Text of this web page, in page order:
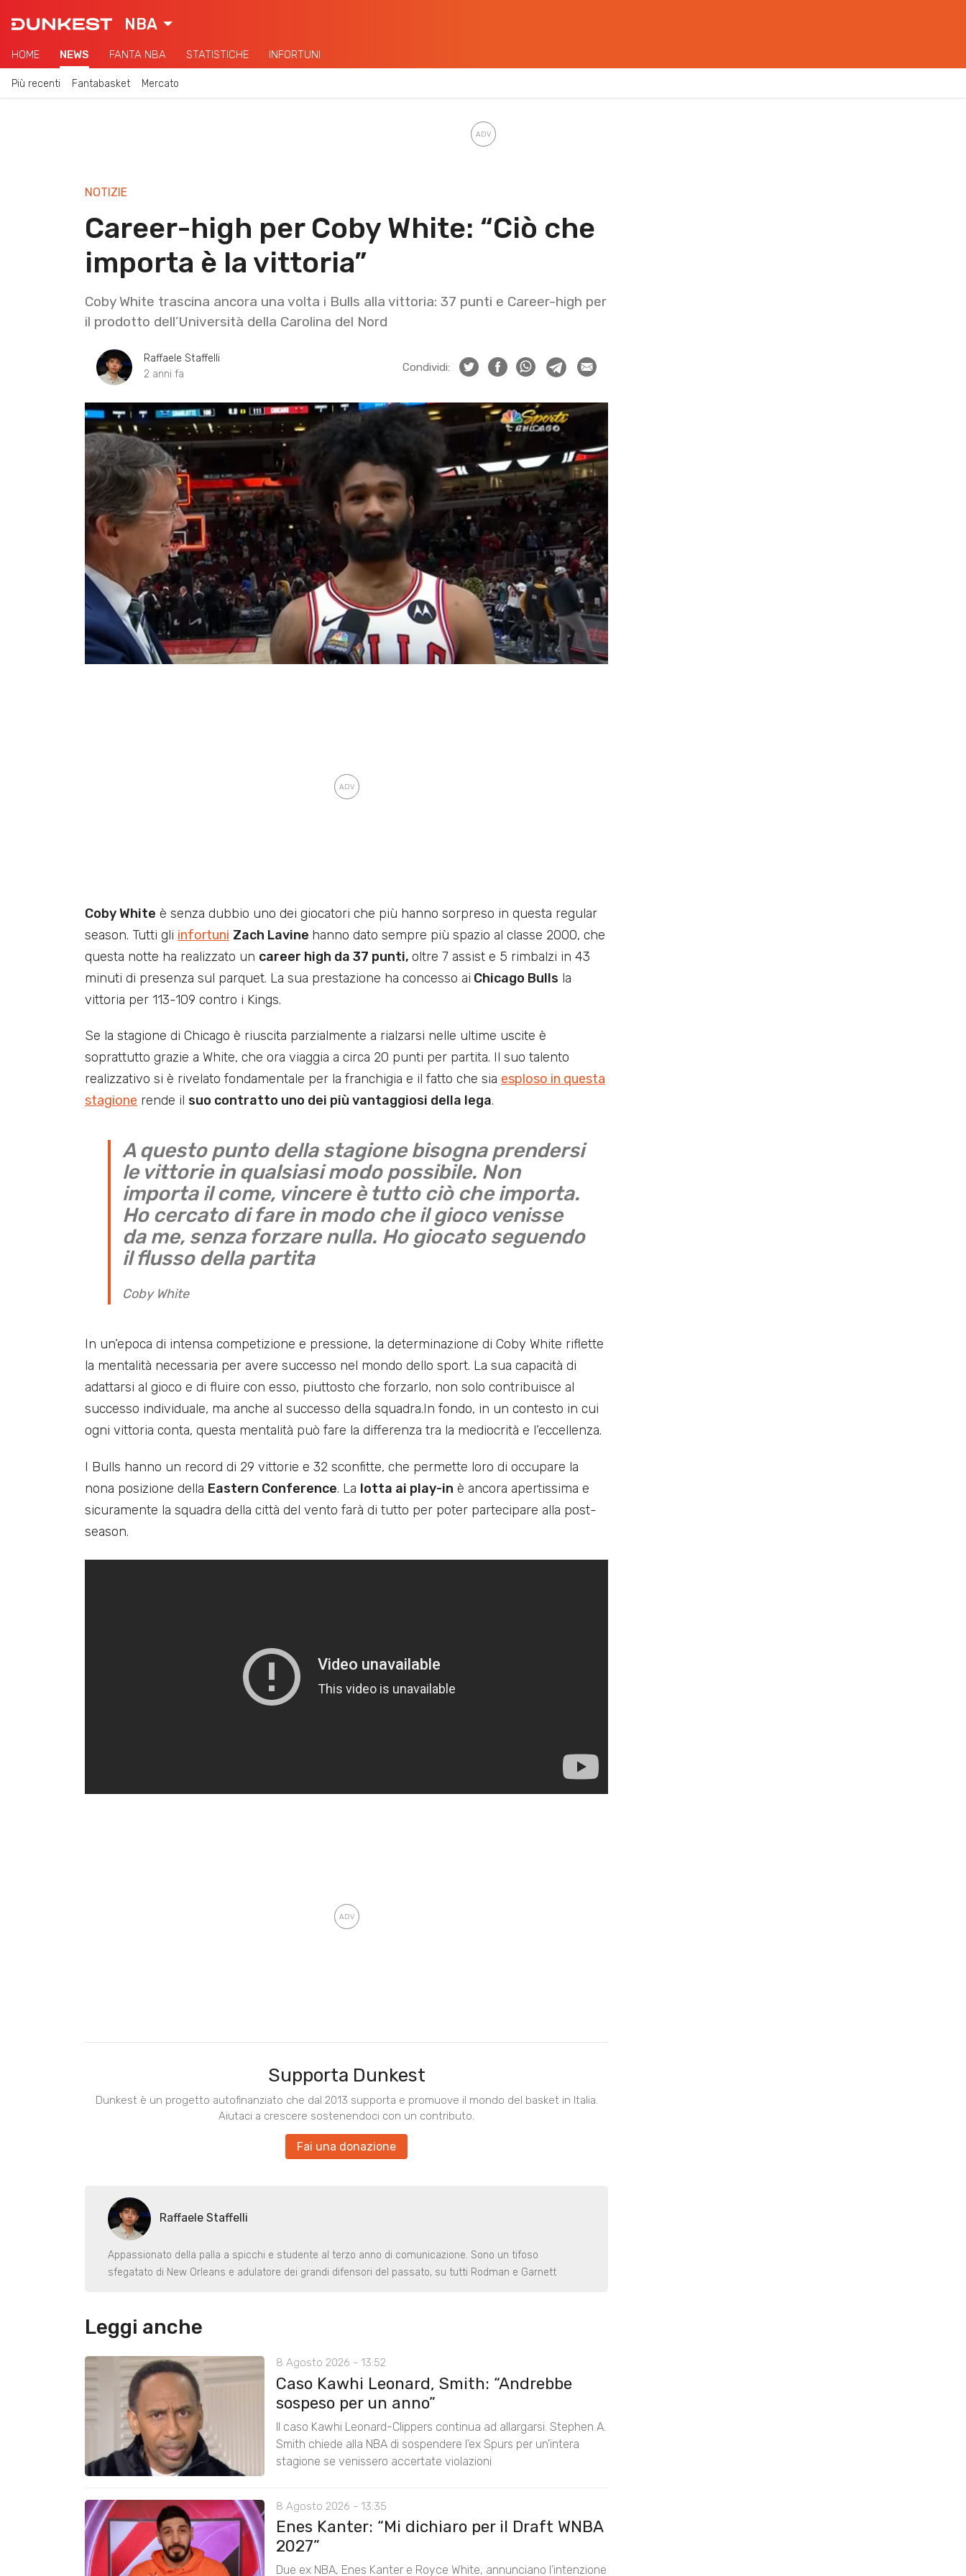
NBA
HOME NEWS FANTA NBA STATISTICHE INFORTUNI
Più recenti Fantabasket Mercato
NOTIZIE
Career-high per Coby White: “Ciò che
importa è la vittoria”
Coby White trascina ancora una volta i Bulls alla vittoria: 37 punti e Career-high per
il prodotto dell’Università della Carolina del Nord
Raffaele Staffelli
2 anni fa
Condividi:
Coby White è senza dubbio uno dei giocatori che più hanno sorpreso in questa regular
season. Tutti gli infortuni Zach Lavine hanno dato sempre più spazio al classe 2000, che
questa notte ha realizzato un career high da 37 punti, oltre 7 assist e 5 rimbalzi in 43
minuti di presenza sul parquet. La sua prestazione ha concesso ai Chicago Bulls la
vittoria per 113-109 contro i Kings.
Se la stagione di Chicago è riuscita parzialmente a rialzarsi nelle ultime uscite è
soprattutto grazie a White, che ora viaggia a circa 20 punti per partita. Il suo talento
realizzativo si è rivelato fondamentale per la franchigia e il fatto che sia esploso in questa
stagione rende il suo contratto uno dei più vantaggiosi della lega.
A questo punto della stagione bisogna prendersi
le vittorie in qualsiasi modo possibile. Non
importa il come, vincere è tutto ciò che importa.
Ho cercato di fare in modo che il gioco venisse
da me, senza forzare nulla. Ho giocato seguendo
il flusso della partita
Coby White
In un’epoca di intensa competizione e pressione, la determinazione di Coby White riflette
la mentalità necessaria per avere successo nel mondo dello sport. La sua capacità di
adattarsi al gioco e di fluire con esso, piuttosto che forzarlo, non solo contribuisce al
successo individuale, ma anche al successo della squadra.In fondo, in un contesto in cui
ogni vittoria conta, questa mentalità può fare la differenza tra la mediocrità e l’eccellenza.
I Bulls hanno un record di 29 vittorie e 32 sconfitte, che permette loro di occupare la
nona posizione della Eastern Conference. La lotta ai play-in è ancora apertissima e
sicuramente la squadra della città del vento farà di tutto per poter partecipare alla post-
season.
Supporta Dunkest
Dunkest è un progetto autofinanziato che dal 2013 supporta e promuove il mondo del basket in Italia.
Aiutaci a crescere sostenendoci con un contributo.
Fai una donazione
Raffaele Staffelli
Appassionato della palla a spicchi e studente al terzo anno di comunicazione. Sono un tifoso
sfegatato di New Orleans e adulatore dei grandi difensori del passato, su tutti Rodman e Garnett
Leggi anche
8 Agosto 2026 - 13:52
Caso Kawhi Leonard, Smith: “Andrebbe
sospeso per un anno”
Il caso Kawhi Leonard-Clippers continua ad allargarsi. Stephen A.
Smith chiede alla NBA di sospendere l’ex Spurs per un’intera
stagione se venissero accertate violazioni
8 Agosto 2026 - 13:35
Enes Kanter: “Mi dichiaro per il Draft WNBA
2027”
Due ex NBA, Enes Kanter e Royce White, annunciano l’intenzione